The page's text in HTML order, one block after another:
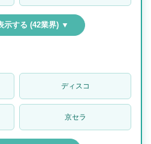
示する (42業界) ▼
ディスコ
京セラ